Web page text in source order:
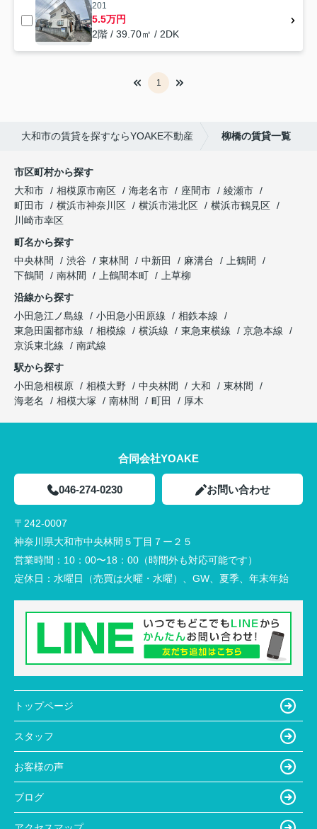
201
5.5万円
2階 / 39.70㎡ / 2DK
1
大和市の賃貸を探すならYOAKE不動産 柳橋の賃貸一覧
市区町村から探す
大和市
相模原市南区 海老名市 座間市
綾瀬市
町田市
横浜市神奈川区 横浜市港北区
横浜市鶴見区
川崎市幸区
町名から探す
中央林間
渋谷 東林間 中新田 麻溝台
上鶴間
下鶴間
南林間 上鶴間本町
上草柳
沿線から探す
小田急江ノ島線
小田急小田原線
相鉄本線
東急田園都市線
相模線 横浜線 東急東横線
京急本線
京浜東北線
南武線
駅から探す
小田急相模原
相模大野 中央林間 大和
東林間
海老名
相模大塚 南林間 町田 厚木
合同会社YOAKE
046-274-0230 お問い合わせ
〒242-0007
神奈川県大和市中央林間５丁目７ー２５
営業時間： 10：00〜18：00（時間外も対応可能です）
定休日： 水曜日（売買は火曜・水曜）、GW、夏季、年末年始
トップページ
スタッフ
お客様の声
ブログ